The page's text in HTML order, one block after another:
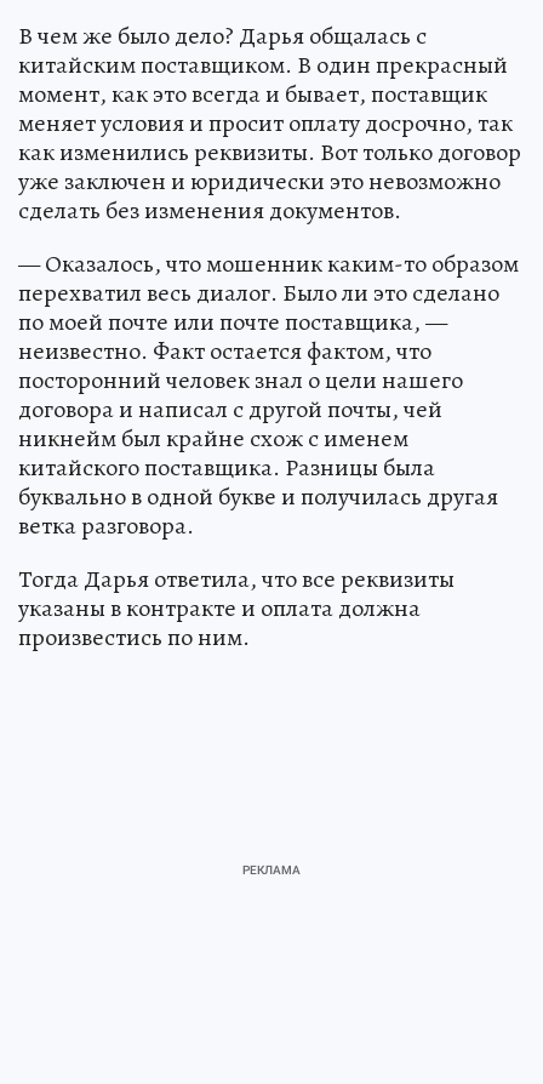
В чем же было дело? Дарья общалась с
китайским поставщиком. В один прекрасный
момент, как это всегда и бывает, поставщик
меняет условия и просит оплату досрочно, так
как изменились реквизиты. Вот только договор
уже заключен и юридически это невозможно
сделать без изменения документов.
— Оказалось, что мошенник каким-то образом
перехватил весь диалог. Было ли это сделано
по моей почте или почте поставщика, —
неизвестно. Факт остается фактом, что
посторонний человек знал о цели нашего
договора и написал с другой почты, чей
никнейм был крайне схож с именем
китайского поставщика. Разницы была
буквально в одной букве и получилась другая
ветка разговора.
Тогда Дарья ответила, что все реквизиты
указаны в контракте и оплата должна
произвестись по ним.